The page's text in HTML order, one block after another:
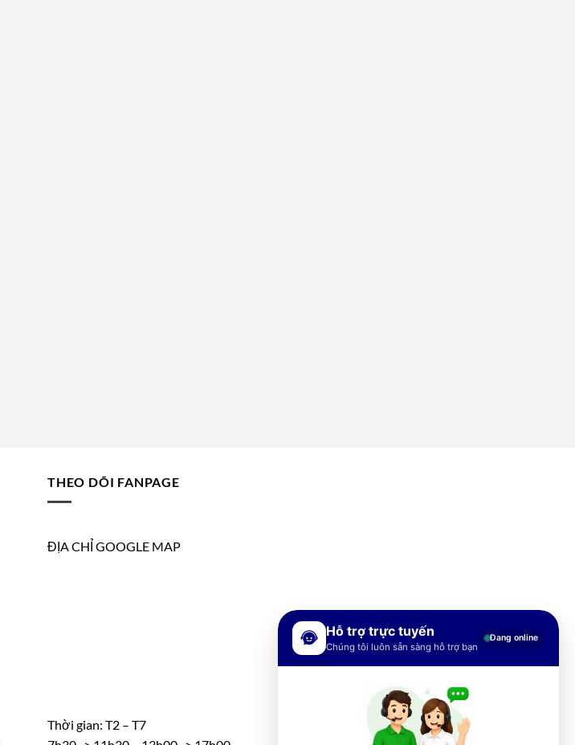
THEO DÕI FANPAGE
ĐỊA CHỈ GOOGLE MAP
Thời gian: T2 – T7
Hỗ trợ trực tuyến
Chúng tôi luôn sẵn sàng hỗ trợ bạn
Đang online